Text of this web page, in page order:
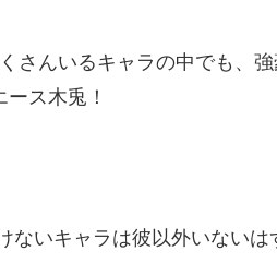
さんいるキャラの中でも、
ス木兎！
ないキャラは彼以外いない